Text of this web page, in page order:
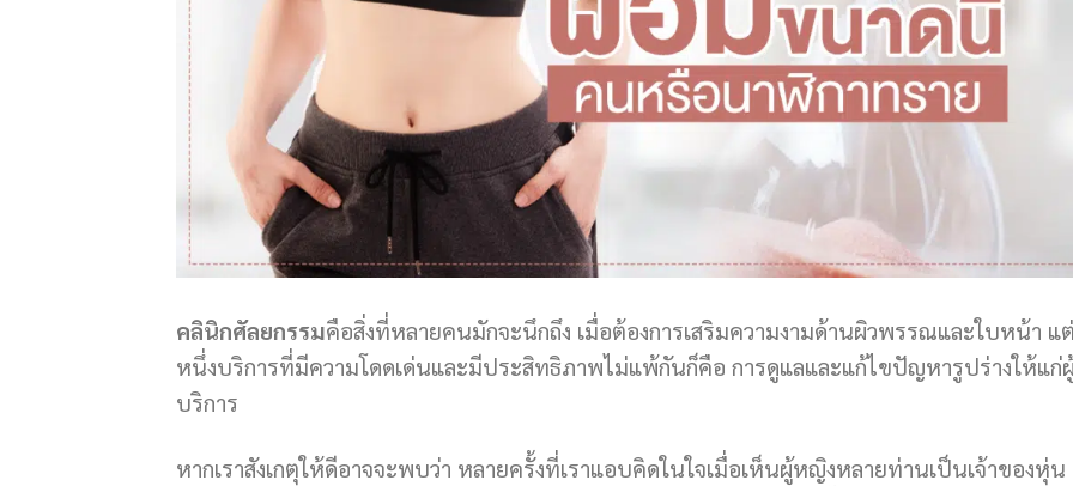
คลินิกศัลยกรรมคือสิ่งที่หลายคนมักจะนึกถึง เมื่อต้องการเสริมความงามด้านผิวพรรณและใบหน้า แ
หนึ่งบริการที่มีความโดดเด่นและมีประสิทธิภาพไม่แพ้กันก็คือ การดูแลและแก้ไขปัญหารูปร่างให้แก่
บริการ
หากเราสังเกตุให้ดีอาจจะพบว่า หลายครั้งที่เราแอบคิดในใจเมื่อเห็นผู้หญิงหลายท่านเป็นเจ้าของหุ่น